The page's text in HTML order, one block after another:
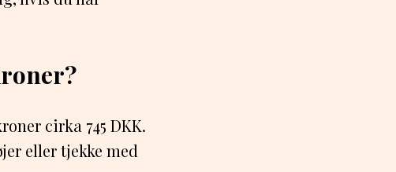
cirka 745 DKK.
eller tjekke med